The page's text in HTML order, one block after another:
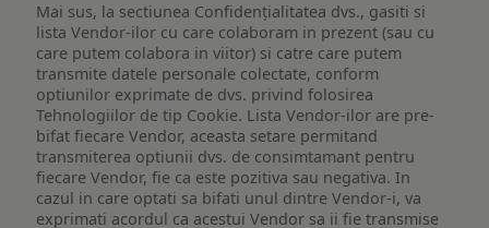
Mai sus, la sectiunea Confidențialitatea dvs., gasiti si
lista Vendor-ilor cu care colaboram in prezent (sau cu
care putem colabora in viitor) si catre care putem
transmite datele personale colectate, conform
optiunilor exprimate de dvs. privind folosirea
Tehnologiilor de tip Cookie. Lista Vendor-ilor are pre-
bifat fiecare Vendor, aceasta setare permitand
transmiterea optiunii dvs. de consimtamant pentru
fiecare Vendor, fie ca este pozitiva sau negativa. In
cazul in care optati sa bifati unul dintre Vendor-i, va
exprimati acordul ca acestui Vendor sa ii fie transmise